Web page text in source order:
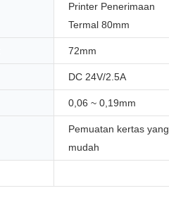
Printer Penerimaan
Termal 80mm
72mm
DC 24V/2.5A
0,06 ~ 0,19mm
Pemuatan kertas yang
mudah